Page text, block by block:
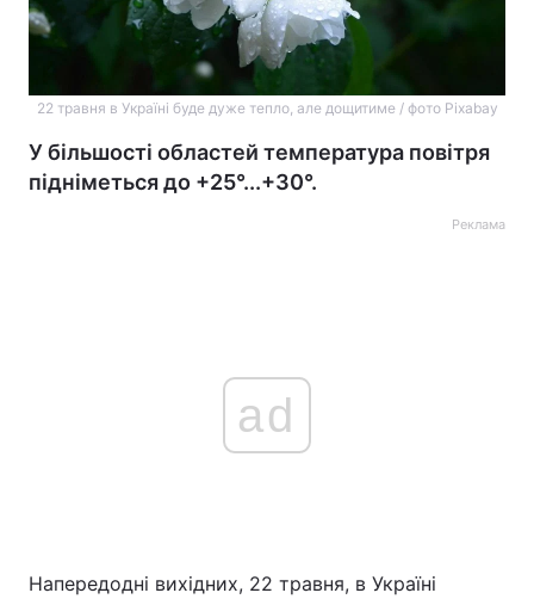
22 травня в Україні буде дуже тепло, але дощитиме / фото Pixabay
У більшості областей температура повітря
підніметься до +25°...+30°.
Реклама
ad
Напередодні вихідних, 22 травня, в Україні